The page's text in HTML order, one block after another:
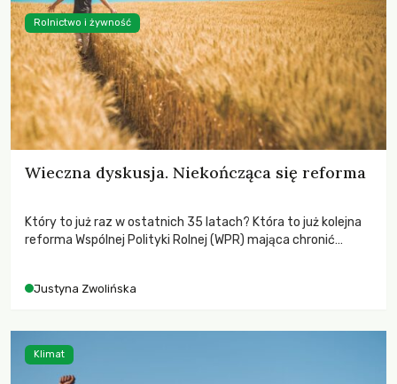
Wieczna dyskusja. Niekończąca się reforma
Który to już raz w ostatnich 35 latach? Która to już kolejna
reforma Wspólnej Polityki Rolnej (WPR) mająca chronić
Justyna Zwolińska
Rolnictwo i żywność
Klimat